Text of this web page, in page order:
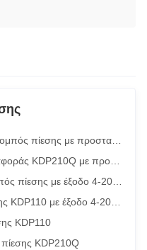
και χειροκίνητη βαθμονόμηση για HVAC και καθαρά δωμάτια
με προστασία IP65 και έξοδο RS485
4-20mA προστασία IP65 και οθόνη LCD
και γρήγορο χρόνο απόκρισης για βιομηχανικό έλεγχο
KDP110
πίεσης KDP210Q